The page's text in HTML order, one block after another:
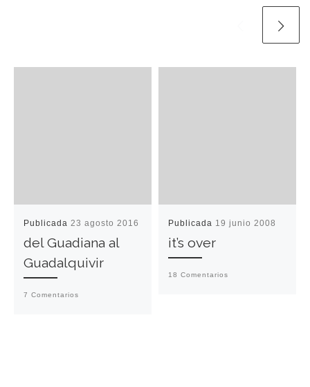
Publicada23 agosto 2016
del Guadiana al
Guadalquivir
7 Comentarios
Publicada 19 junio 2008
it’s over
18 Comentarios